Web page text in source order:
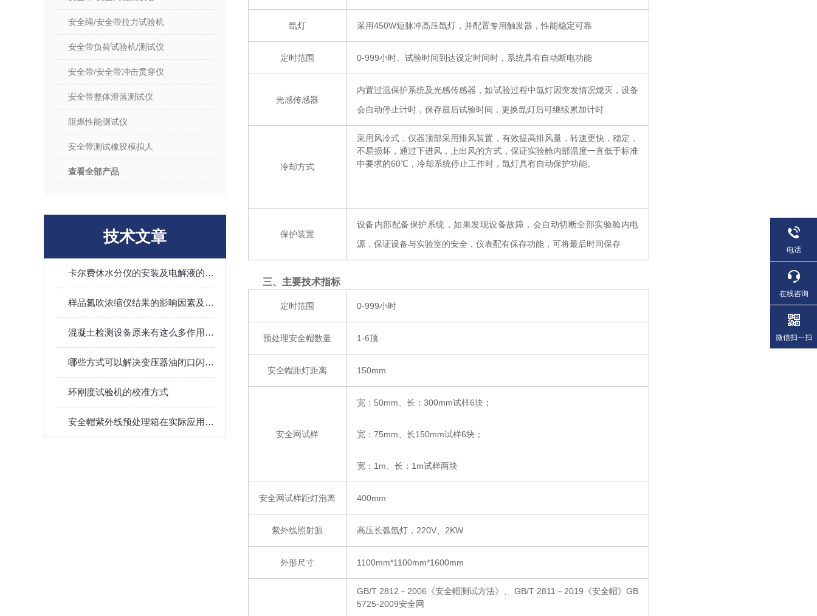
安全绳/安全带拉力试验机
安全带负荷试验机/测试仪
安全带/安全带冲击贯穿仪
安全带整体滑落测试仪
阻燃性能测试仪
安全带测试橡胶模拟人
查看全部产品
技术文章
卡尔费休水分仪的安装及电解液的注意事项
样品氮吹浓缩仪结果的影响因素及其调控
混凝土检测设备原来有这么多作用值得我们选择
哪些方式可以解决变压器油闭口闪点测定仪的故障
环刚度试验机的校准方式
安全帽紫外线预处理箱在实际应用中的应用场景
氙灯 采用450W短脉冲高压氙灯，并配置专用触发器，性能稳定可靠
定时范围 0-999小时。试验时间到达设定时间时，系统具有自动断电功能
光感传感器
内置过温保护系统及光感传感器，如试验过程中氙灯因突发情况熄灭，设备
会自动停止计时，保存最后试验时间，更换氙灯后可继续累加计时
冷却方式
采用风冷式，仪器顶部采用排风装置，有效提高排风量，转速更快，稳定，
不易损坏，通过下进风，上出风的方式，保证实验舱内部温度一直低于标准
中要求的60℃，冷却系统停止工作时，氙灯具有自动保护功能。
保护装置
设备内部配备保护系统，如果发现设备故障，会自动切断全部实验舱内电
源，保证设备与实验室的安全，仪表配有保存功能，可将最后时间保存
三、主要技术指标
定时范围 0-999小时
预处理安全帽数量 1-6顶
安全帽距灯距离 150mm
安全网试样
宽： 50mm 、长： 300mm试样6块；
宽： 75mm 、长150mm试样6块；
宽： 1m 、长： 1m试样两块
安全网试样距灯泡离 400mm
紫外线照射源 高压长弧氙灯， 220V 2KW
外形尺寸 1100mm*1100mm*1600mm
GB/T 2812 － 2006 《安全帽测试方法》、 GB/T 2811 － 2019 《安全帽》 GB
5725-2009安全网
电话
在线咨询
微信扫一扫